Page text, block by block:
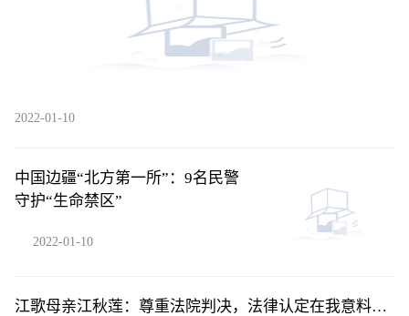
2022-01-10
中国边疆“北方第一所”：9名民警
守护“生命禁区”
2022-01-10
江歌母亲江秋莲：尊重法院判决，法律认定在我意料之